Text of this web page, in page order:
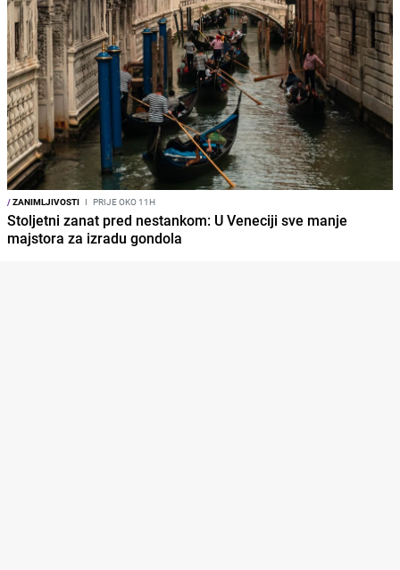
/ZANIMLJIVOSTI I PRIJE OKO 11H
Stoljetni zanat pred nestankom: U Veneciji sve manje
majstora za izradu gondola